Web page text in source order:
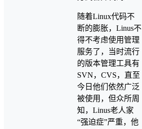
随着Linux代码不
断的膨胀，Linus不
得不考虑使用管理
服务了，当时流行
的版本管理工具有
SVN，CVS，直至
今日他们依然广泛
被使用，但众所周
知，Linus老人家
“强迫症”严重，他